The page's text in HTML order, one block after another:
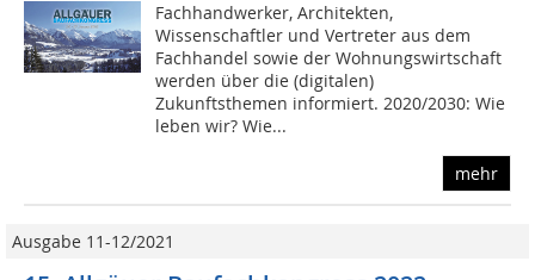
Fachhandwerker, Architekten,
Wissenschaftler und Vertreter aus dem
Fachhandel sowie der Wohnungswirtschaft
werden über die (digitalen)
Zukunftsthemen informiert. 2020/2030: Wie
leben wir? Wie...
mehr
Ausgabe 11-12/2021